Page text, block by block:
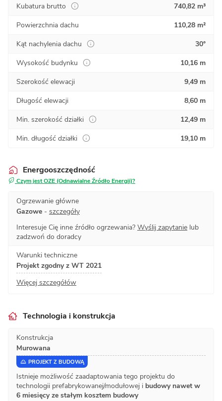
Kubatura brutto
740,82 m³
Powierzchnia dachu
110,28 m²
Kąt nachylenia dachu
30°
Wysokość budynku
10,16 m
Szerokość elewacji
9,49 m
Długość elewacji
8,60 m
Min. szerokość działki
12,49 m
Min. długość działki
19,10 m
Energooszczędność
Czym jest OZE (Odnawialne Źródło Energii)?
Ogrzewanie główne
Gazowe - szczegóły
Interesuje Cię inne źródło ogrzewania? Wyślij zapytanie lub
zadzwoń do doradcy
Warunki techniczne
Projekt zgodny z WT 2021
Więcej szczegółów
Technologia i konstrukcja
Konstrukcja
Murowana
PROJEKT Z BUDOWĄ
Istnieje możliwość zaadaptowania tego projektu do
technologii prefabrykowanej/modułowej i budowy nawet w
6 miesięcy ze stałym kosztem budowy